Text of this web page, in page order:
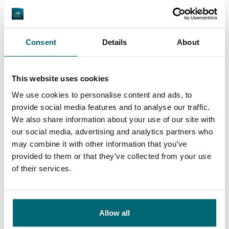
Consent Details About
This website uses cookies
We use cookies to personalise content and ads, to
provide social media features and to analyse our traffic.
We also share information about your use of our site with
our social media, advertising and analytics partners who
may combine it with other information that you’ve
provided to them or that they’ve collected from your use
of their services.
Allow all
Allgemein
9,2
Von unseren Kunden
9,4
Unser Angebot
9,3
Betreuung